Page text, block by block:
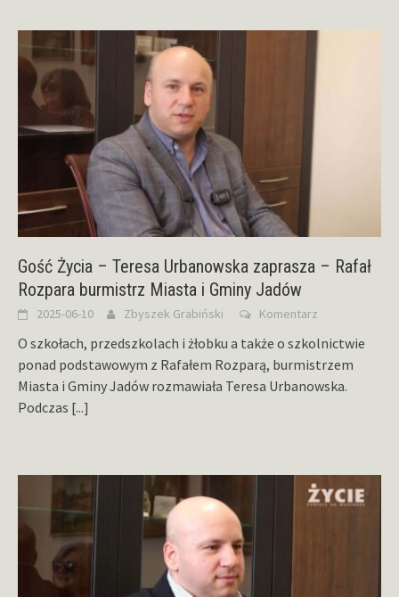
Gość Życia – Teresa Urbanowska zaprasza – Rafał
Rozpara burmistrz Miasta i Gminy Jadów
2025-06-10 Zbyszek Grabiński Komentarz
O szkołach, przedszkolach i żłobku a także o szkolnictwie
ponad podstawowym z Rafałem Rozparą, burmistrzem
Miasta i Gminy Jadów rozmawiała Teresa Urbanowska.
Podczas [...]